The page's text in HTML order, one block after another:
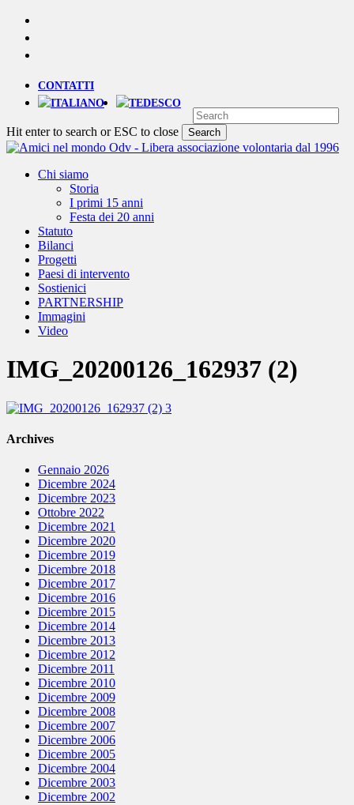
Skip
content
CONTATTI
Hit enter to search or ESC to close Search
Close
Menu
Chi siamo
Storia
I primi 15 anni
Festa dei 20 anni
Statuto
Bilanci
Progetti
Paesi di intervento
Sostienici
PARTNERSHIP
Immagini
Video
IMG_20200126_162937 (2)
Archives
Gennaio 2026
Dicembre 2024
Dicembre 2023
Ottobre 2022
Dicembre 2021
Dicembre 2020
Dicembre 2019
Dicembre 2018
Dicembre 2017
Dicembre 2016
Dicembre 2015
Dicembre 2014
Dicembre 2013
Dicembre 2012
Dicembre 2011
Dicembre 2010
Dicembre 2009
Dicembre 2008
Dicembre 2007
Dicembre 2006
Dicembre 2005
Dicembre 2004
Dicembre 2003
Dicembre 2002